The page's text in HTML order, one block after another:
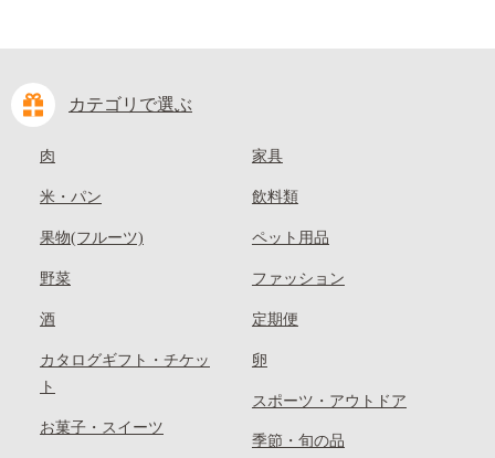
カテゴリで選ぶ
肉
米・パン
果物(フルーツ)
野菜
酒
カタログギフト・チケッ
ト
お菓子・スイーツ
家具
飲料類
ペット用品
ファッション
定期便
卵
スポーツ・アウトドア
季節・旬の品